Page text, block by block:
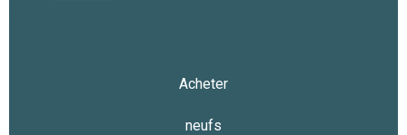
Acheter
neufs